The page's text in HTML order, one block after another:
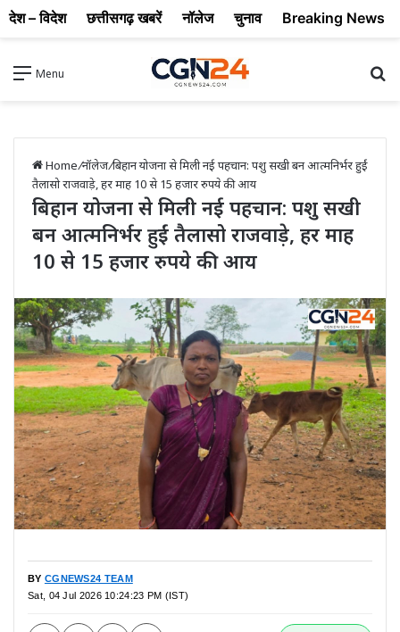
Menu
Home/नॉलेज/बिहान योजना से मिली नई पहचान: पशु सखी बन आत्मनिर्भर हुईं
तैलासो राजवाड़े, हर माह 10 से 15 हजार रुपये की आय
बिहान योजना से मिली नई पहचान: पशु सखी
बन आत्मनिर्भर हुईं तैलासो राजवाड़े, हर माह
10 से 15 हजार रुपये की आय
BY CGNEWS24 TEAM
Sat, 04 Jul 2026 10:24:23 PM (IST)
देश – विदेश छत्तीसगढ़ खबरें नॉलेज चुनाव Breaking News